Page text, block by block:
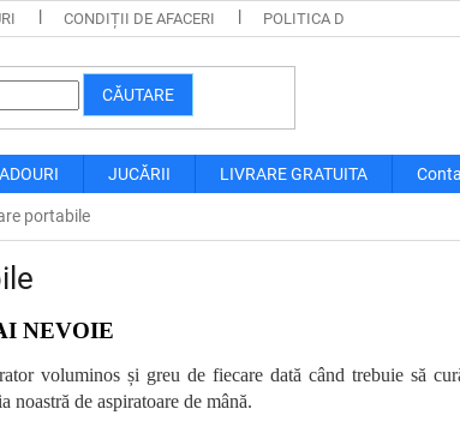
CONDIȚII DE AFACERI POLITICA DE
CĂUTARE
JUCĂRII LIVRARE GRATUITA
portabile
NEVOIE
voluminos și greu de fiecare dată când trebuie să
noastră de aspiratoare de mână.